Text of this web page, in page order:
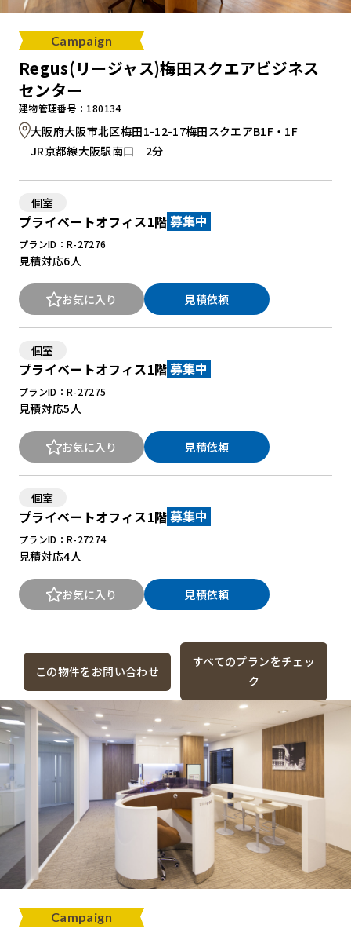
Campaign
Regus(リージャス)梅田スクエアビジネス
センター
建物管理番号：180134
大阪府大阪市北区梅田1-12-17梅田スクエアB1F・1F
JR京都線大阪駅南口 2分
個室
プライベートオフィス1階 募集中
プランID：R-27276
見積対応6人
お気に入り 見積依頼
個室
プライベートオフィス1階 募集中
プランID：R-27275
見積対応5人
お気に入り 見積依頼
個室
プライベートオフィス1階 募集中
プランID：R-27274
見積対応4人
お気に入り 見積依頼
この物件をお問い合わせ
すべてのプランをチェッ
ク
Campaign